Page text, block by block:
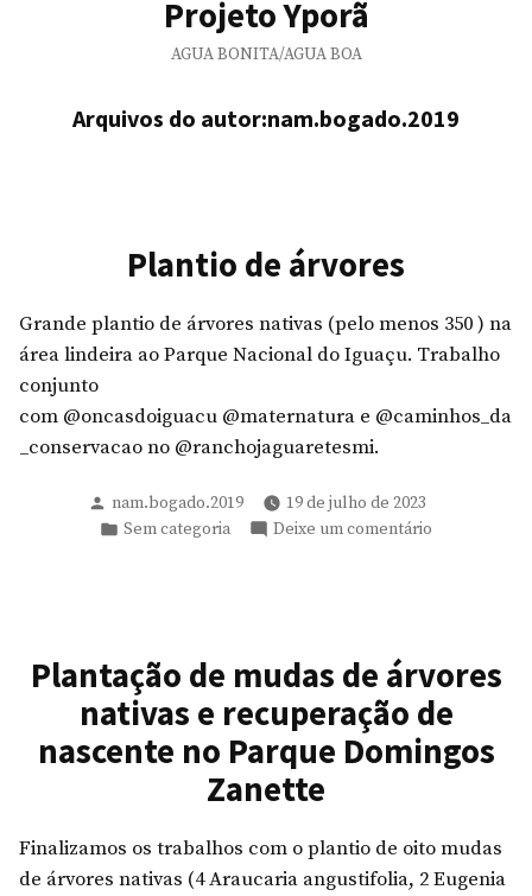
Projeto Yporã
AGUA BONITA/AGUA BOA
Arquivos do autor:nam.bogado.2019
Plantio de árvores
Grande plantio de árvores nativas (pelo menos 350 ) na
área lindeira ao Parque Nacional do Iguaçu. Trabalho
conjunto
com @oncasdoiguacu @maternatura e @caminhos_da
_conservacao no @ranchojaguaretesmi.
Publicado
por
nam.bogado.2019
19 de julho de 2023
Publicado
Sem categoria Deixe um comentário
Plantação de mudas de árvores
nativas e recuperação de
nascente no Parque Domingos
Zanette
Finalizamos os trabalhos com o plantio de oito mudas
de árvores nativas (4 Araucaria angustifolia, 2 Eugenia